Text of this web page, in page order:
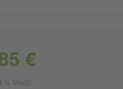
€
% MwSt.